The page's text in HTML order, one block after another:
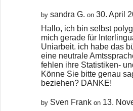
by sandra G. on 30. April
Hallo, ich bin selbst
mich gerade für
Uniarbeit. ich habe das
eine neutrale
fehlen ihre Statistiken-
Könne Sie bitte genau
beziehen? DANKE!
by Sven Frank on 13.